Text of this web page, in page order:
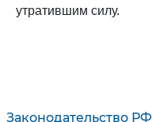
Законодательство РФ
утратившим силу.